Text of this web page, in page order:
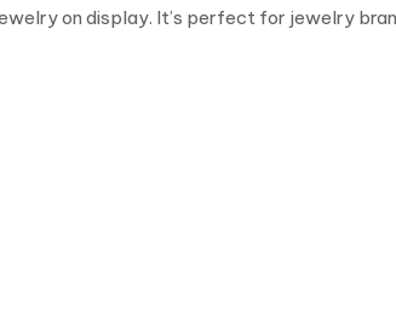
on display. It’s perfect for jewelry